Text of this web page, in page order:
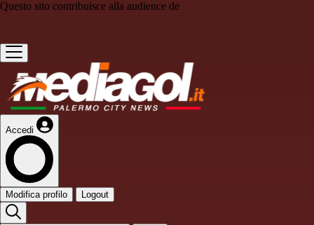
Questo sito contribuisce alla audience de
Accedi
Modifica profilo Logout